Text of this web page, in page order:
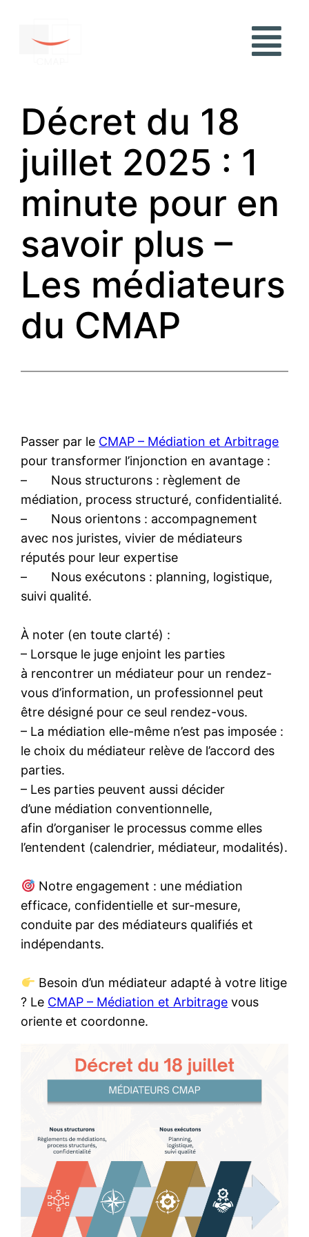
Décret du 18
juillet 2025 : 1
minute pour en
savoir plus –
Les médiateurs
du CMAP
Passer par le CMAP – Médiation et Arbitrage
pour transformer l’injonction en avantage :
– Nous structurons : règlement de
médiation, process structuré, confidentialité.
– Nous orientons : accompagnement
avec nos juristes, vivier de médiateurs
réputés pour leur expertise
– Nous exécutons : planning, logistique,
suivi qualité.
À noter (en toute clarté) :
– Lorsque le juge enjoint les parties
à rencontrer un médiateur pour un rendez-
vous d’information, un professionnel peut
être désigné pour ce seul rendez-vous.
– La médiation elle-même n’est pas imposée :
le choix du médiateur relève de l’accord des
parties.
– Les parties peuvent aussi décider
d’une médiation conventionnelle,
afin d’organiser le processus comme elles
l’entendent (calendrier, médiateur, modalités).
Notre engagement : une médiation
efficace, confidentielle et sur-mesure,
conduite par des médiateurs qualifiés et
indépendants.
Besoin d’un médiateur adapté à votre litige
? Le CMAP – Médiation et Arbitrage vous
oriente et coordonne.